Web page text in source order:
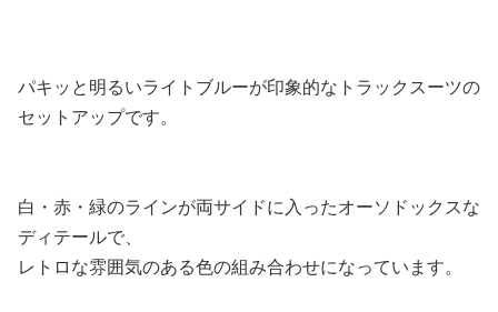
パキッと明るいライトブルーが印象的なトラックスーツの
セットアップです。
白・赤・緑のラインが両サイドに入ったオーソドックスな
ディテールで、
レトロな雰囲気のある色の組み合わせになっています。